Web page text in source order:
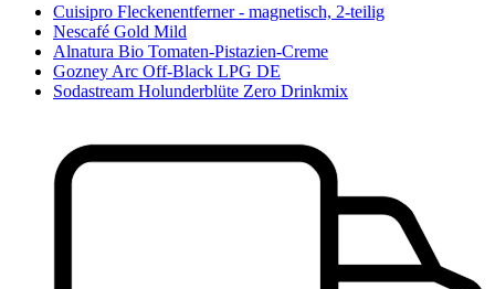
Cuisipro Fleckenentferner - magnetisch, 2-teilig
Nescafé Gold Mild
Alnatura Bio Tomaten-Pistazien-Creme
Gozney Arc Off-Black LPG DE
Sodastream Holunderblüte Zero Drinkmix